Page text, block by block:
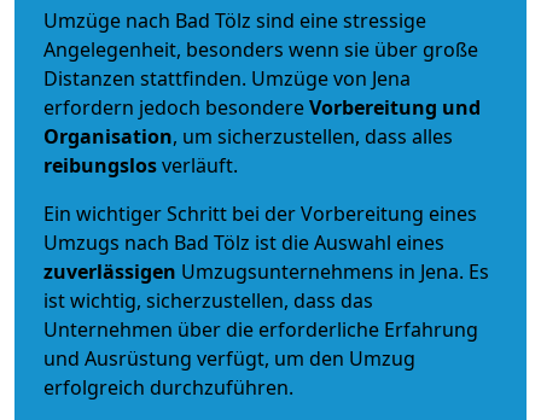
Umzüge nach Bad Tölz sind eine stressige
Angelegenheit, besonders wenn sie über große
Distanzen stattfinden. Umzüge von Jena
erfordern jedoch besondereVorbereitung und
Organisation, um sicherzustellen, dass alles
reibungslosverläuft.
Ein wichtiger Schritt bei der Vorbereitung eines
Umzugs nach Bad Tölz ist die Auswahl eines
zuverlässigen Umzugsunternehmens in Jena. Es
ist wichtig, sicherzustellen, dass das
Unternehmen über die erforderliche Erfahrung
und Ausrüstung verfügt, um den Umzug
erfolgreich durchzuführen.